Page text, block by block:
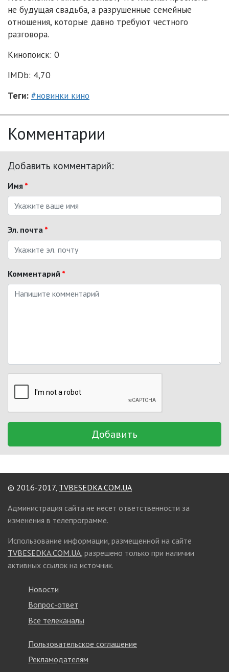
не будущая свадьба, а разрушенные семейные
отношения, которые давно требуют честного
разговора.
Кинопоиск: 0
IMDb: 4,70
Теги: #новинки кино
Комментарии
Добавить комментарий:
Имя *
Эл. почта *
Комментарий *
Добавить
© 2016-2017, TVBESEDKA.COM.UA
Администрация сайта не несет ответственности за
изменения в телепрограмме.
Использование информации, размещенной на сайте
TVBESEDKA.COM.UA, разрешено только при наличии
активных ссылок на источник.
Новости
Вопрос-ответ
Все телеканалы
Пользовательское соглашение
Рекламодателям